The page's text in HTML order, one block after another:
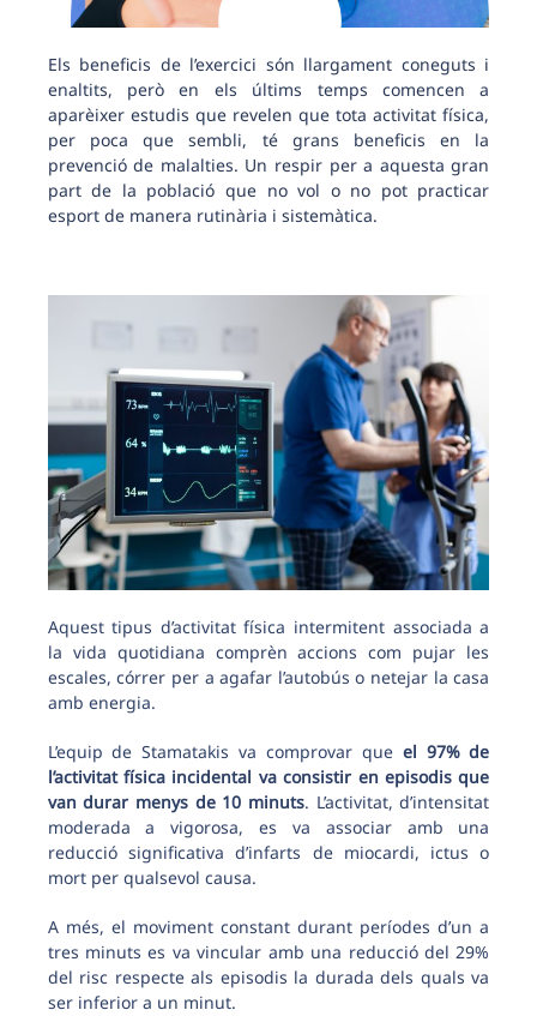
Els beneficis de l’exercici són llargament coneguts i
enaltits, però en els últims temps comencen a
aparèixer estudis que revelen que tota activitat física,
per poca que sembli, té grans beneficis en la
prevenció de malalties. Un respir per a aquesta gran
part de la població que no vol o no pot practicar
esport de manera rutinària i sistemàtica.
Aquest tipus d’activitat física intermitent associada a
la vida quotidiana comprèn accions com pujar les
escales, córrer per a agafar l’autobús o netejar la casa
amb energia.
L’equip de Stamatakis va comprovar que el 97% de
l’activitat física incidental va consistir en episodis que
van durar menys de 10 minuts. L’activitat, d’intensitat
moderada a vigorosa, es va associar amb una
reducció significativa d’infarts de miocardi, ictus o
mort per qualsevol causa.
A més, el moviment constant durant períodes d’un a
tres minuts es va vincular amb una reducció del 29%
del risc respecte als episodis la durada dels quals va
ser inferior a un minut.